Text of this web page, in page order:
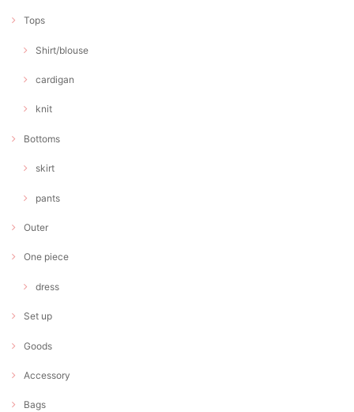
Tops
Shirt/blouse
cardigan
knit
Bottoms
skirt
pants
Outer
One piece
dress
Set up
Goods
Accessory
Bags